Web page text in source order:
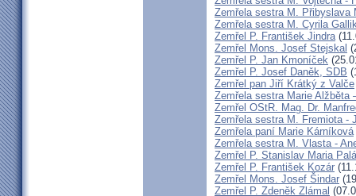
Zemřela sestra M. Přibyslava
Zemřela sestra M. Cyrila
Zemřel P. František Jindra
Zemřel Mons. Josef Stejskal
Zemřel P. Jan Kmoníček
Zemřel P. Josef Daněk, SDB
Zemřel pan Jiří Krátký z Valče
Zemřela sestra Marie Alžběta
Zemřel OStR. Mag. Dr.
Zemřela sestra M. Fremiota -
Zemřela paní Marie Kárníková
Zemřela sestra M. Vlasta -
Zemřel P. Stanislav Maria
Zemřel P. František Kozár
Zemřel Mons. Josef Šindar
Zemřel P. Zdeněk Zlámal